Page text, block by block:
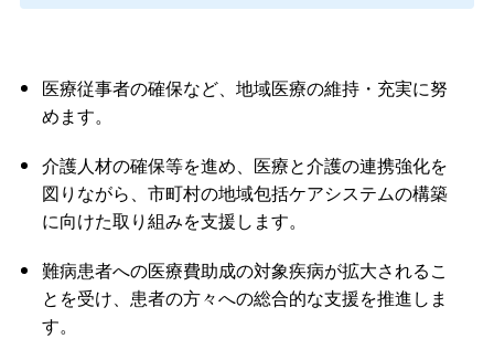
医療従事者の確保など、地域医療の維持・充実に努
めます。
介護人材の確保等を進め、医療と介護の連携強化を
図りながら、市町村の地域包括ケアシステムの構築
に向けた取り組みを支援します。
難病患者への医療費助成の対象疾病が拡大されるこ
とを受け、患者の方々への総合的な支援を推進しま
す。